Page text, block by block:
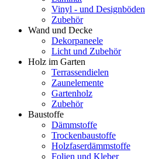
Vinyl - und Designböden
Zubehör
Wand und Decke
Dekorpaneele
Licht und Zubehör
Holz im Garten
Terrassendielen
Zaunelemente
Gartenholz
Zubehör
Baustoffe
Dämmstoffe
Trockenbaustoffe
Holzfaserdämmstoffe
Folien und Kleber